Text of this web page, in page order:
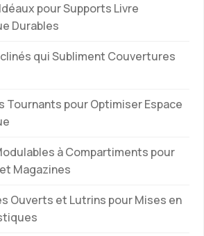
pour Supports Livre
Durables
qui Subliment Couvertures
Tournants pour Optimiser Espace
à Compartiments pour
Magazines
Ouverts et Lutrins pour Mises en